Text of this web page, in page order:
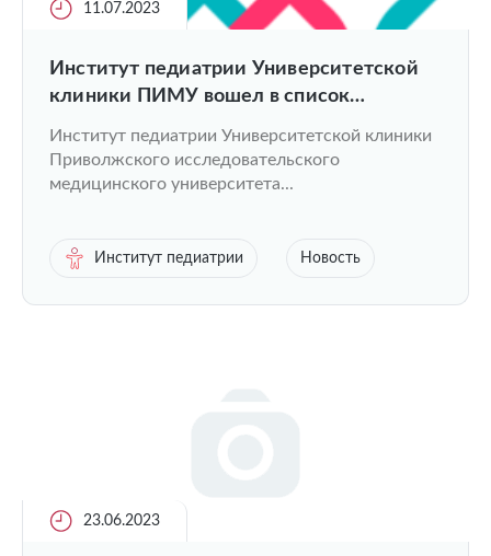
11.07.2023
Институт педиатрии Университетской
клиники ПИМУ вошел в список
лечению орфанных заболеваний у детей
Институт педиатрии Университетской клиники
Приволжского исследовательского
медицинского университета...
Институт педиатрии Новость
23.06.2023